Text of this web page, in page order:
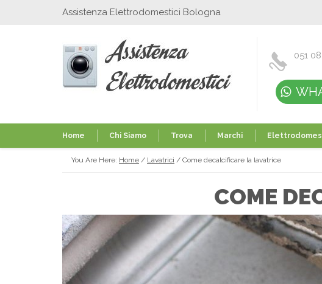
Assistenza Elettrodomestici Bologna
051
Home Chi Siamo Trova Marchi
You Are Here: Home / Lavatrici / Come decalcificare la lavatrice
COME